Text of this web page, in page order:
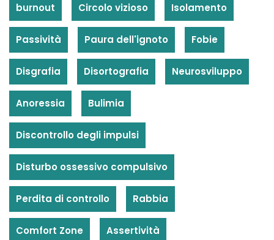
burnout Circolo vizioso Isolamento
Passività Paura dell'ignoto Fobie
Disgrafia Disortografia Neurosviluppo
Anoressia Bulimia
Discontrollo degli impulsi
Disturbo ossessivo compulsivo
Perdita di controllo Rabbia
Comfort Zone Assertività